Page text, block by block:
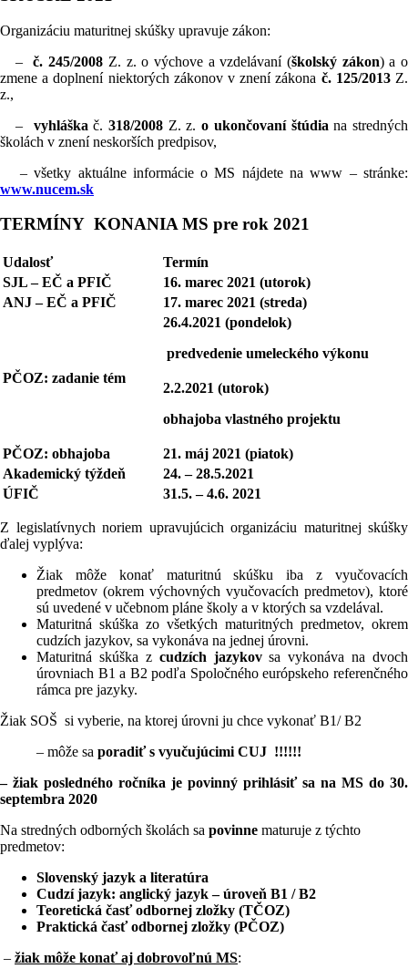
Organizáciu maturitnej skúšky upravuje zákon:
–č. 245/2008 Z. z. o výchove a vzdelávaní (školský zákon) a o
zmene a doplnení niektorých zákonov v znení zákona č. 125/2013Z.
z.,
– vyhláška č.318/2008 Z. z.o ukončovaní štúdia na stredných
školách v znení neskorších predpisov,
– všetky aktuálne informácie o MS nájdete na www – stránke:
www.nucem.sk
TERMÍNY KONANIA MS pre rok 2021
Udalosť
Termín
SJL – EČ a PFIČ
16. marec 2021 (utorok)
ANJ – EČ a PFIČ
17. marec 2021 (streda)
PČOZ: zadanie tém
26.4.2021 (pondelok)
predvedenie umeleckého výkonu
2.2.2021 (utorok)
obhajoba vlastného projektu
PČOZ: obhajoba
21. máj 2021 (piatok)
Akademický týždeň
24. – 28.5.2021
ÚFIČ
31.5. – 4.6. 2021
Z legislatívnych noriem upravujúcich organizáciu maturitnej skúšky
ďalej vyplýva:
Žiak môže konať maturitnú skúšku iba z vyučovacích
predmetov (okrem výchovných vyučovacích predmetov), ktoré
sú uvedené v učebnom pláne školy a v ktorých sa vzdelával.
Maturitná skúška zo všetkých maturitných predmetov, okrem
cudzích jazykov, sa vykonáva na jednej úrovni.
Maturitná skúška z cudzích jazykovsa vykonáva na dvoch
úrovniach B1 a B2 podľa Spoločného európskeho referenčného
rámca pre jazyky.
Žiak SOŠ si vyberie, na ktorej úrovni ju chce vykonať B1/ B2
– môže sa poradiť s vyučujúcimi CUJ !!!!!!
– žiak posledného ročníka je povinný prihlásiť sa na MS do 30.
septembra 2020
Na stredných odborných školách sa povinne maturuje z týchto
predmetov:
Slovenský jazyk a literatúra
Cudzí jazyk: anglický jazyk – úroveň B1 / B2
Teoretická časť odbornej zložky (TČOZ)
Praktická časť odbornej zložky (PČOZ)
– žiak môže konať aj dobrovoľnú MS: